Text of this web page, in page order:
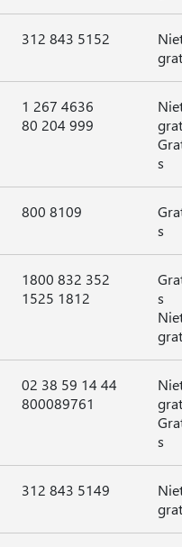
312 843 5152
1 267 4636
80 204 999
s
800 8109
s
1800 832 352
1525 1812
s
02 38 59 14 44
800089761
s
312 843 5149